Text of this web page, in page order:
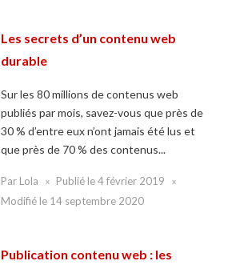
Les secrets d’un contenu web
durable
Sur les 80 millions de contenus web
publiés par mois, savez-vous que près de
30 % d’entre eux n’ont jamais été lus et
que près de 70 % des contenus...
Par Lola Publié le4 février 2019
Modifié le 14 septembre 2020
Publication contenu web : les